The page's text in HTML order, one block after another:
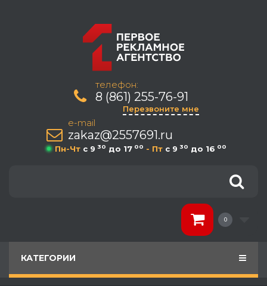
телефон:
8 (861) 255-76-91
Перезвоните мне
e-mail
zakaz@2557691.ru
Пн-Чт c 9 30 до 17 00 - Пт c 9 30 до 16 00
0
КАТЕГОРИИ